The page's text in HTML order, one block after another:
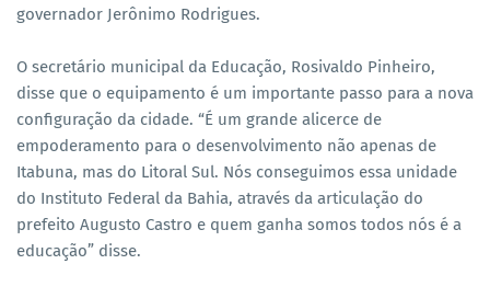
governador Jerônimo Rodrigues.
O secretário municipal da Educação, Rosivaldo Pinheiro,
disse que o equipamento é um importante passo para a nova
configuração da cidade. “É um grande alicerce de
empoderamento para o desenvolvimento não apenas de
Itabuna, mas do Litoral Sul. Nós conseguimos essa unidade
do Instituto Federal da Bahia, através da articulação do
prefeito Augusto Castro e quem ganha somos todos nós é a
educação” disse.